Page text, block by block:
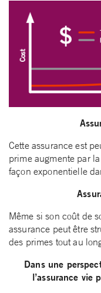
Cette assurance est
prime augmente par
façon exponentielle
Même si son coût de
assurance peut être
des primes tout au
Dans une
l’assurance vie